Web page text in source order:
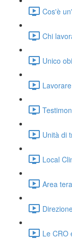
Cos'è
Chi
Unico
Unità di
Local
Area
Le CRO